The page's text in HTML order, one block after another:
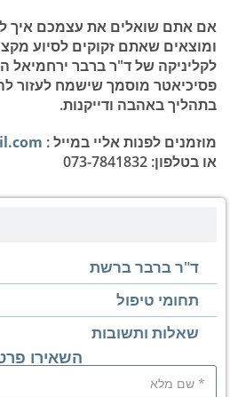
ד"ר ברבר ברשת
תחומי טיפול
שאלות ותשובות
השאירו
אם אתם שואלים את עצמכם איך
ומוצאים שאתם זקוקים לסיוע
לקליניקה של ד"ר ברבר ירחמיאל
פסיכיאטר מוסמך שישמח לעזור
בתהליך באהבה ודייקנות.
מוזמנים לפנות אליי במייל :
או בטלפון: 073-7841832